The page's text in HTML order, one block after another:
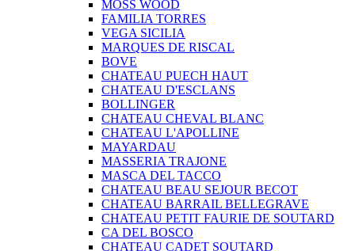
MOSS WOOD
FAMILIA TORRES
VEGA SICILIA
MARQUES DE RISCAL
BOVE
CHATEAU PUECH HAUT
CHATEAU D'ESCLANS
BOLLINGER
CHATEAU CHEVAL BLANC
CHATEAU L'APOLLINE
MAYARDAU
MASSERIA TRAJONE
MASCA DEL TACCO
CHATEAU BEAU SEJOUR BECOT
CHATEAU BARRAIL BELLEGRAVE
CHATEAU PETIT FAURIE DE SOUTARD
CA DEL BOSCO
CHATEAU CADET SOUTARD